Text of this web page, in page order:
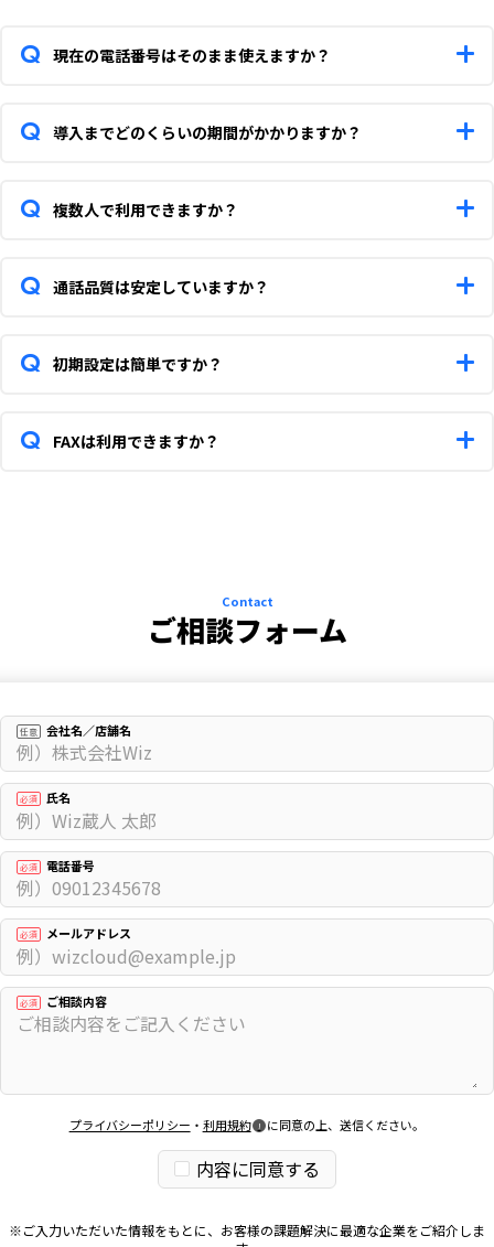
現在の電話番号はそのまま使えますか？
行が可能です。
導入までどのくらいの期間がかかりますか？
複数人で利用できますか？
通話品質は安定していますか？
いただけます。
初期設定は簡単ですか？
FAXは利用できますか？
ご相談フォーム
Contact
任意 会社名／店舗名
必須 氏名
必須 電話番号
必須 メールアドレス
必須 ご相談内容
プライバシーポリシー ・ 利用規約 に同意の上、送信ください。
内容に同意する
※ご入力いただいた情報をもとに、お客様の課題解決に最適な企業をご紹介しま